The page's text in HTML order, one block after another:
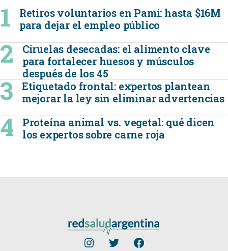
Retiros voluntarios en Pami: hasta $16M
para dejar el empleo público
Ciruelas desecadas: el alimento clave
para fortalecer huesos y músculos
después de los 45
Etiquetado frontal: expertos plantean
mejorar la ley sin eliminar advertencias
Proteína animal vs. vegetal: qué dicen
los expertos sobre carne roja